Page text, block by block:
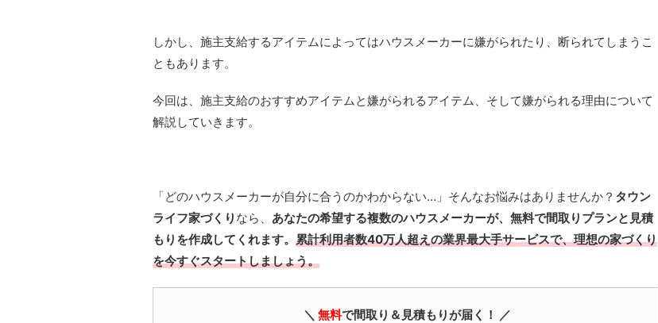
しかし、施主支給するアイテムによってはハウスメーカーに嫌がられたり、断られてしまうこ
ともあります。
今回は、施主支給のおすすめアイテムと嫌がられるアイテム、そして嫌がられる理由について
解説していきます。
「どのハウスメーカーが自分に合うのかわからない…」そんなお悩みはありませんか？ タウン
ライフ家づくり なら、 あなたの希望する複数のハウスメーカーが、無料で間取りプランと見積
もりを作成してくれます。 累計利用者数40万人超えの業界最大手サービスで、理想の家づくり
を今すぐスタートしましょう。
＼ 無料で間取り＆見積もりが届く！ ／